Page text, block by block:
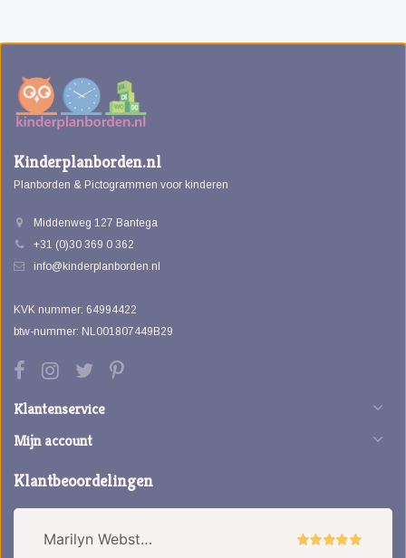
Kinderplanborden.nl
Planborden & Pictogrammen voor kinderen
Middenweg 127 Bantega
+31 (0)30 369 0 362
info@kinderplanborden.nl
KVK nummer: 64994422
btw-nummer: NL001807449B29
Klantenservice
Mijn account
Klantbeoordelingen